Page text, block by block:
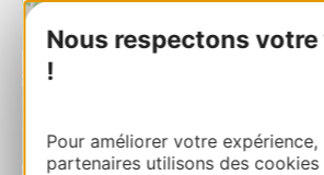
Nous respectons votre
!
Pour améliorer votre expérience,
partenaires utilisons des